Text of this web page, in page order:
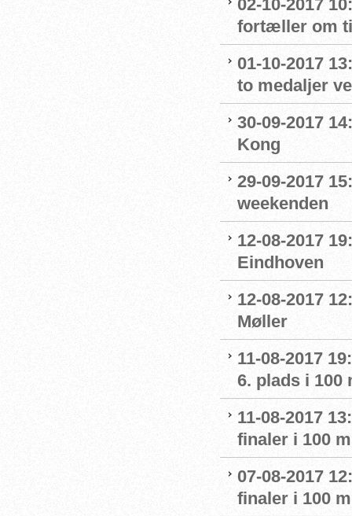
02-10-2017
fortæller om
01-10-2017
to medaljer
30-09-2017
Kong
29-09-2017
weekenden
12-08-2017
Eindhoven
12-08-2017
Møller
11-08-2017
6. plads i 100
11-08-2017
finaler i 100
07-08-2017
finaler i 100